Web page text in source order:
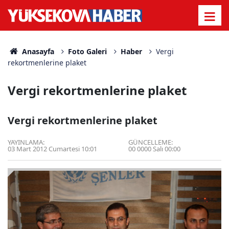
Anasayfa Foto Galeri Haber
Vergi
rekortmenlerine plaket
Vergi rekortmenlerine plaket
Vergi rekortmenlerine plaket
YAYINLAMA:
03 Mart 2012 Cumartesi 10:01
GÜNCELLEME:
00 0000 Salı 00:00